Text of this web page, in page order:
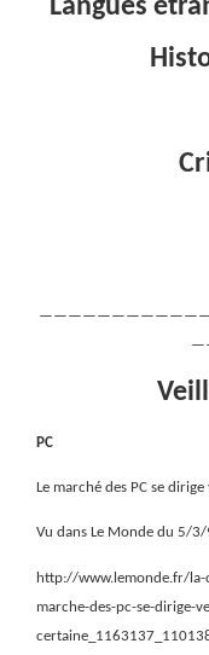
Langues
PC
Le marché des PC se
Vu dans Le Monde du 5/
http://www.lemonde.fr/
marche-des-pc-se-dirige-